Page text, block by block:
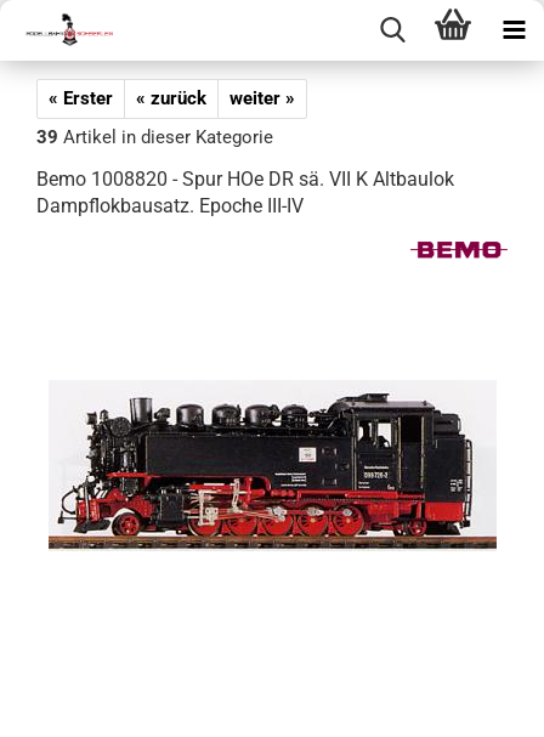
« Erster « zurück
weiter »
39 Artikel in dieser Kategorie
Bemo 1008820 - Spur HOe DR sä. VII K Altbaulok
Dampflokbausatz. Epoche III-IV